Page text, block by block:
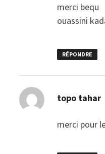
merci bequ
ouassini
RÉPONDRE
topo tahar
merci pour